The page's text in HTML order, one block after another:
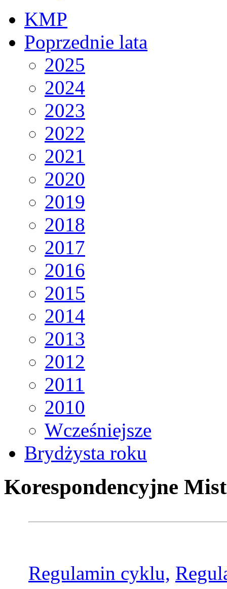
KMP
Poprzednie lata
2025
2024
2023
2022
2021
2020
2019
2018
2017
2016
2015
2014
2013
2012
2011
2010
Wcześniejsze
Brydżysta roku
Korespondencyjne
Regulamin cyklu,